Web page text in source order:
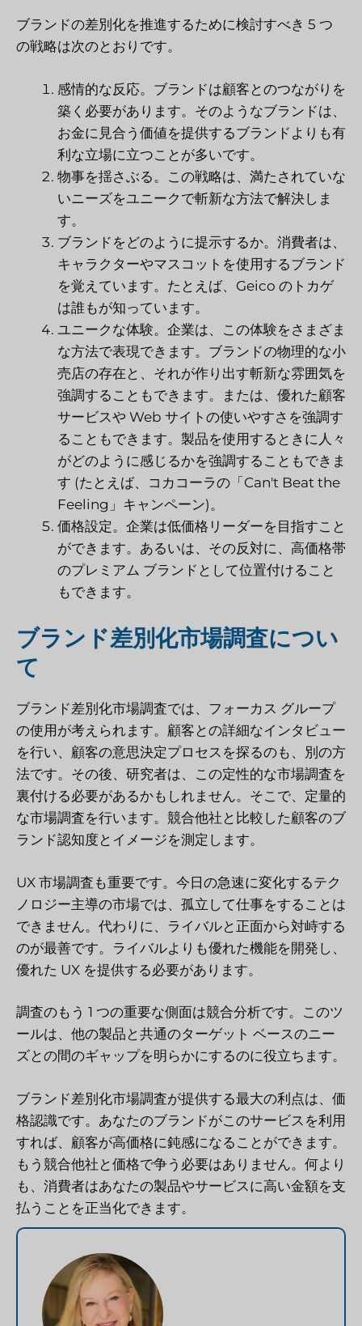
ブランドの差別化を推進するために検討すべき 5 つ
の戦略は次のとおりです。
感情的な反応。ブランドは顧客とのつながりを
築く必要があります。そのようなブランドは、
お金に見合う価値を提供するブランドよりも有
利な立場に立つことが多いです。
物事を揺さぶる。この戦略は、満たされていな
いニーズをユニークで斬新な方法で解決しま
す。
ブランドをどのように提示するか。消費者は、
キャラクターやマスコットを使用するブランド
を覚えています。たとえば、Geico のトカゲ
は誰もが知っています。
ユニークな体験。企業は、この体験をさまざま
な方法で表現できます。ブランドの物理的な小
売店の存在と、それが作り出す斬新な雰囲気を
強調することもできます。または、優れた顧客
サービスや Web サイトの使いやすさを強調す
ることもできます。製品を使用するときに人々
がどのように感じるかを強調することもできま
す (たとえば、コカコーラの「Can't Beat the
Feeling」キャンペーン)。
価格設定。企業は低価格リーダーを目指すこと
ができます。あるいは、その反対に、高価格帯
のプレミアム ブランドとして位置付けること
もできます。
ブランド差別化市場調査につい
て
ブランド差別化市場調査では、フォーカス グループ
の使用が考えられます。顧客との詳細なインタビュー
を行い、顧客の意思決定プロセスを探るのも、別の方
法です。その後、研究者は、この定性的な市場調査を
裏付ける必要があるかもしれません。そこで、定量的
な市場調査を行います。競合他社と比較した顧客のブ
ランド認知度とイメージを測定します。
UX 市場調査も重要です。今日の急速に変化するテク
ノロジー主導の市場では、孤立して仕事をすることは
できません。代わりに、ライバルと正面から対峙する
のが最善です。ライバルよりも優れた機能を開発し、
優れた UX を提供する必要があります。
調査のもう 1 つの重要な側面は競合分析です。このツ
ールは、他の製品と共通のターゲット ベースのニー
ズとの間のギャップを明らかにするのに役立ちます。
ブランド差別化市場調査が提供する最大の利点は、価
格認識です。あなたのブランドがこのサービスを利用
すれば、顧客が高価格に鈍感になることができます。
もう競合他社と価格で争う必要はありません。何より
も、消費者はあなたの製品やサービスに高い金額を支
払うことを正当化できます。